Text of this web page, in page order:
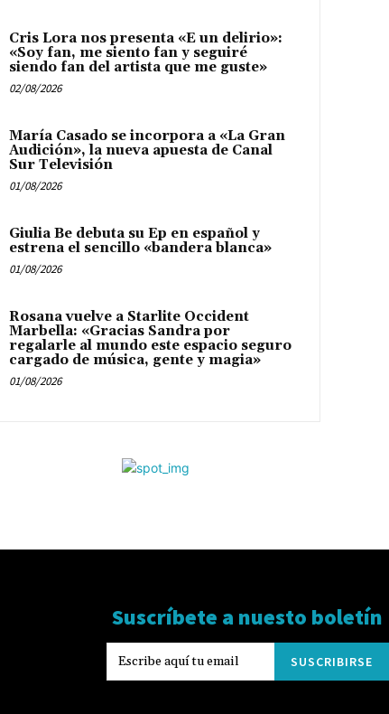
Cris Lora nos presenta «E un delirio»:
«Soy fan, me siento fan y seguiré
siendo fan del artista que me guste»
02/08/2026
María Casado se incorpora a «La Gran
Audición», la nueva apuesta de Canal
Sur Televisión
01/08/2026
Giulia Be debuta su Ep en español y
estrena el sencillo «bandera blanca»
01/08/2026
Rosana vuelve a Starlite Occident
Marbella: «Gracias Sandra por
regalarle al mundo este espacio seguro
cargado de música, gente y magia»
01/08/2026
Suscríbete a nuesto boletín
SUSCRIBIRSE